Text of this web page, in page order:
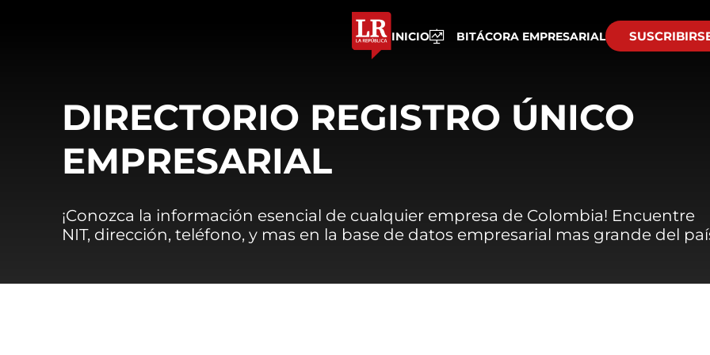
INICIO BITÁCORA EMPRESARIAL
DIRECTORIO REGISTRO ÚNICO
EMPRESARIAL
¡Conozca la información esencial de cualquier empresa de Colombia! Encuentre
NIT, dirección, teléfono, y mas en la base de datos empresarial mas grande del